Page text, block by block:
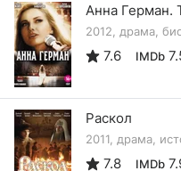
Анна Герман.
2012, драма,
7.6 IMDb
Раскол
2011, драма,
7.8 IMDb